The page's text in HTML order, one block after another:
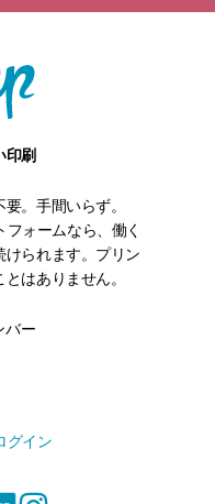
印刷
。手間いらず。
ォームなら、働く
られます。プリン
はありません。
バー
グイン